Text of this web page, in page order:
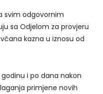
svim odgovornim
sa Odjelom za provjeru
kazna u iznosu od
i po dana nakon
primjene novih